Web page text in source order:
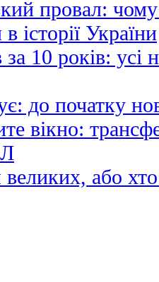
провал:
історії України
за 10 років:
до початку
вікно:
великих, або